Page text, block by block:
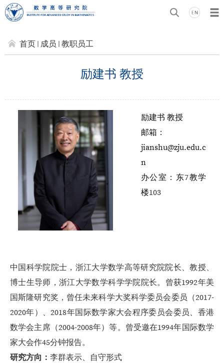
首页 成员 教职员工
励建书 教授
励建书 教授
邮箱：
jianshu@zju.edu.c
n
办公室：东7教学
楼103
中国科学院院士，浙江大学数学高等研究院院长、教授、
博士生导师，浙江大学数学科学学院院长。曾获1992年美
国斯隆研究奖，曾任未来科学大奖科学委员会委员（2017-
2020年）、2018年国际数学家大会程序委员会委员、香港
数学会主席（2004-2008年）等。曾受邀在1994年国际数学
家大会作45分钟报告。
研究方向： 李群表示、自守形式